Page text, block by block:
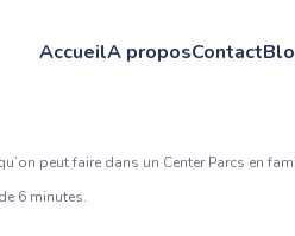
AccueilA proposContact
peut faire dans un Center Parcs en
6 minutes.